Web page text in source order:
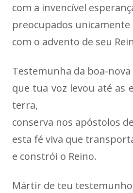
com a invencível
preocupados unicamente
com o advento de seu
Testemunha da boa-nova
que tua voz levou até as
terra,
conserva nos apóstolos
esta fé viva que
e constrói o Reino.
Mártir de teu